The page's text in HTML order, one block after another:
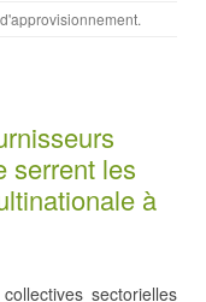
.
serrent les
à
sectorielles